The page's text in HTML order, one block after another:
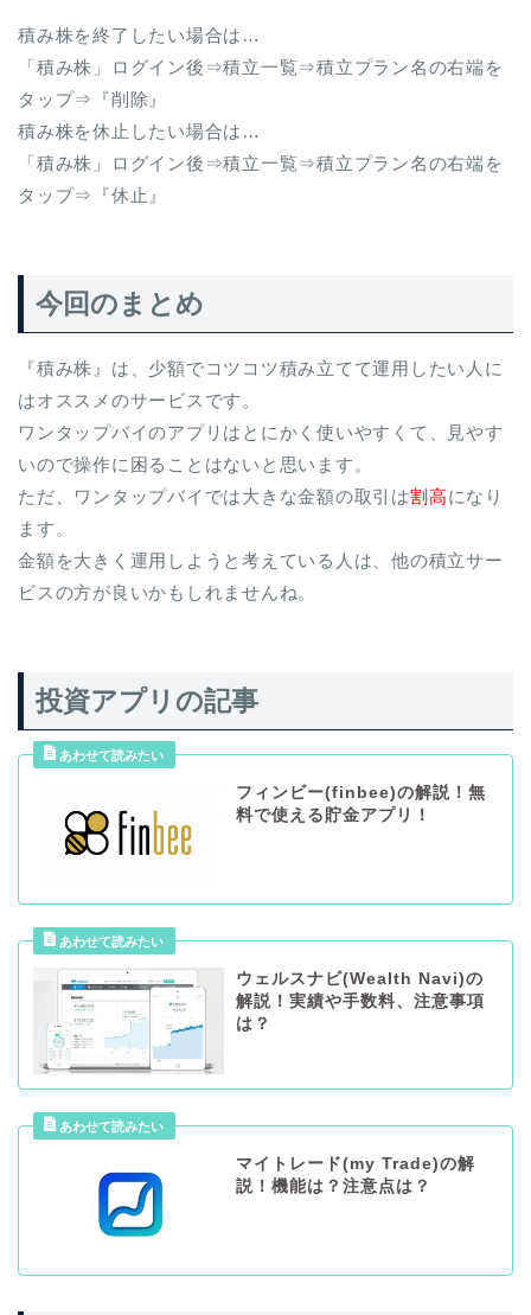
積み株を終了したい場合は…
「積み株」ログイン後⇒積立一覧⇒積立プラン名の右端を
タップ⇒『削除』
積み株を休止したい場合は…
「積み株」ログイン後⇒積立一覧⇒積立プラン名の右端を
タップ⇒『休止』
今回のまとめ
『積み株』は、少額でコツコツ積み立てて運用したい人に
はオススメのサービスです。
ワンタップバイのアプリはとにかく使いやすくて、見やす
いので操作に困ることはないと思います。
ただ、ワンタップバイでは大きな金額の取引は割高になり
ます。
金額を大きく運用しようと考えている人は、他の積立サー
ビスの方が良いかもしれませんね。
投資アプリの記事
フィンビー(finbee)の解説！無
料で使える貯金アプリ！
ウェルスナビ(Wealth Navi)の
解説！実績や手数料、注意事項
は？
マイトレード(my Trade)の解
説！機能は？注意点は？